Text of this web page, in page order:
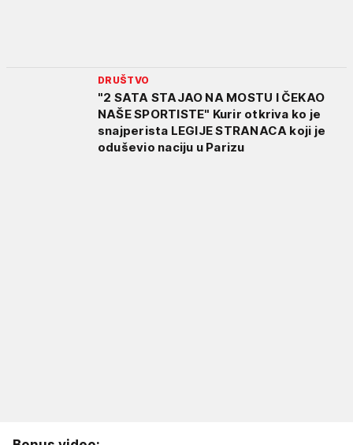
DRUŠTVO
"2 SATA STAJAO NA MOSTU I ČEKAO
NAŠE SPORTISTE" Kurir otkriva ko je
snajperista LEGIJE STRANACA koji je
oduševio naciju u Parizu